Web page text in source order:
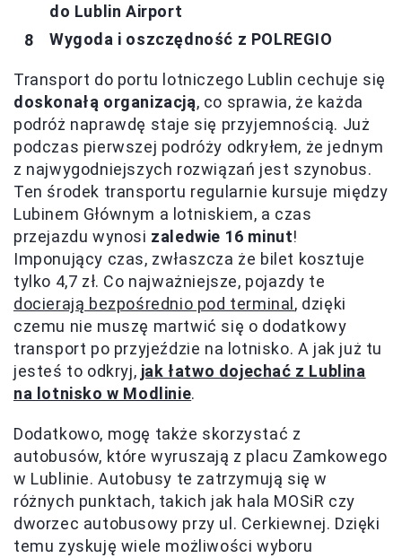
do Lublin Airport
Wygoda i oszczędność z POLREGIO
Transport do portu lotniczego Lublin cechuje się
doskonałą organizacją, co sprawia, że każda
podróż naprawdę staje się przyjemnością. Już
podczas pierwszej podróży odkryłem, że jednym
z najwygodniejszych rozwiązań jest szynobus.
Ten środek transportu regularnie kursuje między
Lubinem Głównym a lotniskiem, a czas
przejazdu wynosi zaledwie 16 minut!
Imponujący czas, zwłaszcza że bilet kosztuje
tylko 4,7 zł. Co najważniejsze, pojazdy te
docierają bezpośrednio pod terminal , dzięki
czemu nie muszę martwić się o dodatkowy
transport po przyjeździe na lotnisko. A jak już tu
jesteś to odkryj, jak łatwo dojechać z Lublina
na lotnisko w Modlinie.
Dodatkowo, mogę także skorzystać z
autobusów, które wyruszają z placu Zamkowego
w Lublinie. Autobusy te zatrzymują się w
różnych punktach, takich jak hala MOSiR czy
dworzec autobusowy przy ul. Cerkiewnej. Dzięki
temu zyskuję wiele możliwości wyboru